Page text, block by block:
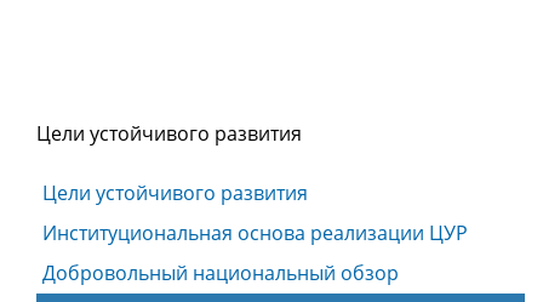
Цели устойчивого развития
Цели устойчивого развития
Институциональная основа реализации ЦУР
Добровольный национальный обзор